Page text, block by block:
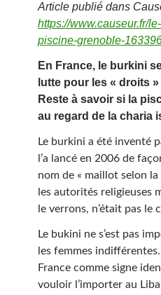
Article publié dans
https://www.causeur.fr/
piscine-grenoble-
En France, le burkini
lutte pour les « droits
Reste à savoir si la
au regard de la charia
Le burkini a été inventé
l’a lancé en 2006 de
nom de « maillot selon
les autorités religieuses
le verrons, n’était pas le
Le bukini ne s’est pas
les femmes
France comme signe
vouloir l’importer au